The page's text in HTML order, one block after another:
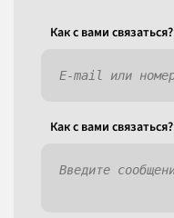
Как c вами связаться?
Как c вами связаться?